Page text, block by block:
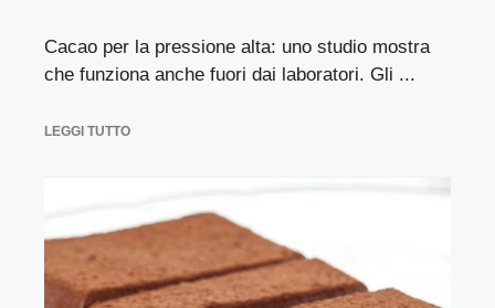
Cacao per la pressione alta: uno studio mostra
che funziona anche fuori dai laboratori. Gli ...
LEGGI TUTTO